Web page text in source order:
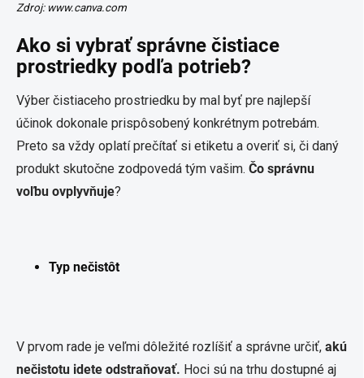
Zdroj: www.canva.com
Ako si vybrať správne čistiace
prostriedky podľa potrieb?
Výber čistiaceho prostriedku by mal byť pre najlepší
účinok dokonale prispôsobený konkrétnym potrebám.
Preto sa vždy oplatí prečítať si etiketu a overiť si, či daný
produkt skutočne zodpovedá tým vašim. Čo správnu
voľbu ovplyvňuje?
Typ nečistôt
V prvom rade je veľmi dôležité rozlíšiť a správne určiť, akú
nečistotu idete odstraňovať. Hoci sú na trhu dostupné aj